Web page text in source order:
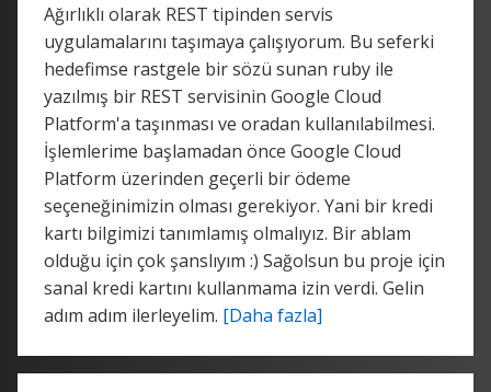
Ağırlıklı olarak REST tipinden servis
uygulamalarını taşımaya çalışıyorum. Bu seferki
hedefimse rastgele bir sözü sunan ruby ile
yazılmış bir REST servisinin Google Cloud
Platform'a taşınması ve oradan kullanılabilmesi.
İşlemlerime başlamadan önce Google Cloud
Platform üzerinden geçerli bir ödeme
seçeneğinimizin olması gerekiyor. Yani bir kredi
kartı bilgimizi tanımlamış olmalıyız. Bir ablam
olduğu için çok şanslıyım :) Sağolsun bu proje için
sanal kredi kartını kullanmama izin verdi. Gelin
adım adım ilerleyelim. [Daha fazla]